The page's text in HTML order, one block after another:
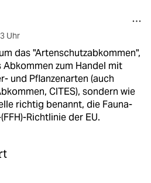
Uhr
das "Artenschutzabkommen",
zum Handel mit
und Pflanzenarten (auch
CITES), sondern wie
richtig benannt, die Fauna-
Richtlinie der EU.